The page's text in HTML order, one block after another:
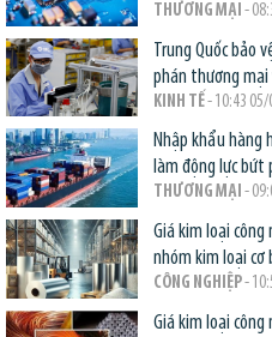
THƯƠNG MẠI -
Trung Quốc bảo
phán thương mại
KINH TẾ- 10:43 05/
Nhập khẩu hàng
làm động lực bứt
THƯƠNG MẠI -
Giá kim loại
nhóm kim loại cơ
CÔNG NGHIỆP-
Giá kim loại công